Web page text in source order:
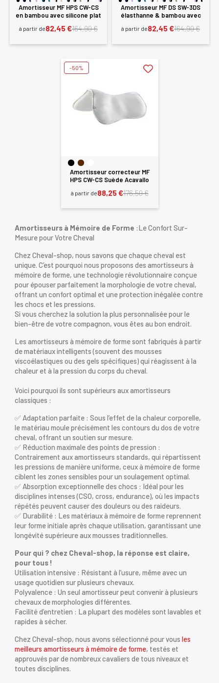
Amortisseur MF HPS CW-CS
en bambou avec silicone plat
à partir de 164,90 €
82,45 €
Amortisseur MF DS SW-3DS
élasthanne & bambou avec
à partir de 164,90 €
82,45 €
Amortisseur correcteur MF
HPS CW-CS Suède Acavallo
à partir de 176,50 €
88,25 €
-50%
Amortisseurs à Mémoire de Forme :Le Confort Sur-
Mesure pour Votre Cheval
Chez Cheval-shop, nous savons que chaque cheval est
unique. C’est pourquoi nous proposons des amortisseurs à
mémoire de forme, une technologie révolutionnaire conçue
pour épouser parfaitement la morphologie de votre cheval,
offrant un confort optimal et une protection inégalée contre
les chocs et les pressions.
Si vous cherchez la solution la plus personnalisée pour le
bien-être de votre compagnon, vous êtes au bon endroit.
Les amortisseurs à mémoire de forme sont fabriqués à partir
de matériaux intelligents (souvent des mousses
viscoélastiques ou des gels spécifiques) qui réagissent à la
chaleur et à la pression du corps du cheval.
Voici pourquoi ils sont supérieurs aux amortisseurs
classiques :
✅ Adaptation parfaite : Sous l’effet de la chaleur corporelle,
le matériau moule précisément les contours du dos de votre
cheval, offrant un soutien sur mesure.
✅ Réduction maximale des points de pression :
Contrairement aux amortisseurs standards, qui répartissent
les pressions de manière uniforme, ceux à mémoire de forme
ciblent les zones sensibles pour un soulagement optimal.
✅ Absorption exceptionnelle des chocs : Idéal pour les
disciplines intenses (CSO, cross, endurance), où les impacts
répétés peuvent causer des douleurs ou des raideurs.
✅ Durabilité : Les matériaux à mémoire de forme reprennent
leur forme initiale après chaque utilisation, garantissant une
longévité supérieure aux mousses traditionnelles.
Pour qui ? chez Cheval-shop, la réponse est claire,
pour tous !
Utilisation intensive : Résistant à l’usure, même avec un
usage quotidien sur plusieurs chevaux.
Polyvalence : Un seul amortisseur peut convenir à plusieurs
chevaux de morphologies différentes.
Facilité d’entretien : La plupart des modèles sont lavables et
rapides à sécher.
Chez Cheval-shop, nous avons sélectionné pour vous les
meilleurs amortisseurs à mémoire de forme, testés et
approuvés par de nombreux cavaliers de tous niveaux et
toutes disciplines.